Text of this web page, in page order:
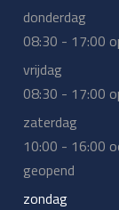
donderdag
08:30 - 17:00
vrijdag
08:30 - 17:00
zaterdag
10:00 - 16:00
geopend
zondag